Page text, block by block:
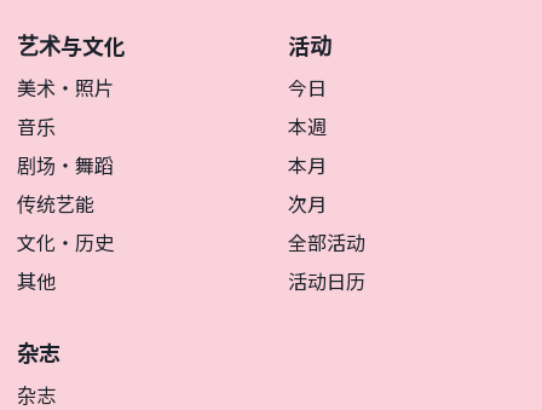
艺术与文化
美术・照片
音乐
剧场・舞蹈
传统艺能
文化・历史
其他
活动
今日
本週
本月
次月
全部活动
活动日历
杂志
杂志